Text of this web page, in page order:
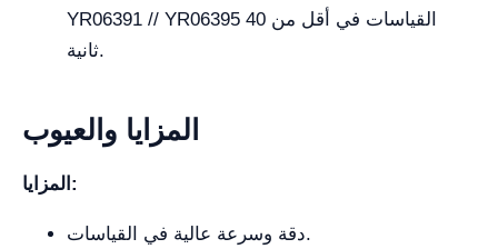
YR06391 // YR06395 القياسات في أقل من 40
ثانية.
المزايا والعيوب
المزايا:
دقة وسرعة عالية في القياسات.